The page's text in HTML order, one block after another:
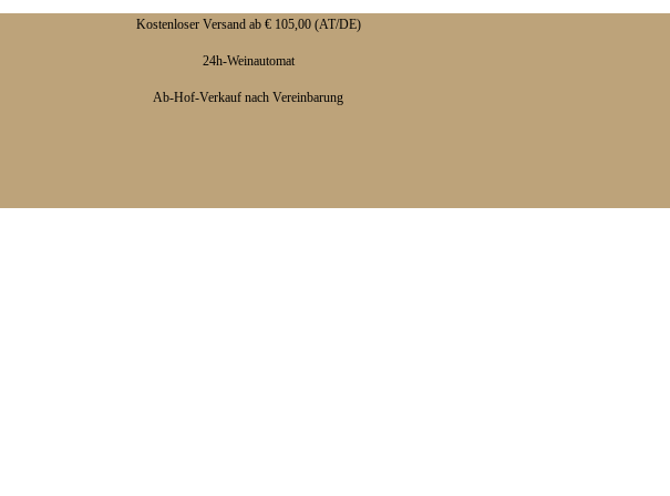
Kostenloser Versand ab € 105,00 (AT/DE)
24h-Weinautomat
Ab-Hof-Verkauf nach Vereinbarung